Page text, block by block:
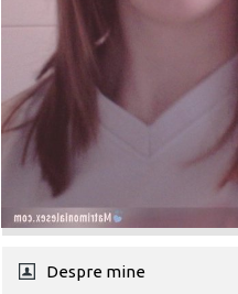
Despre mine